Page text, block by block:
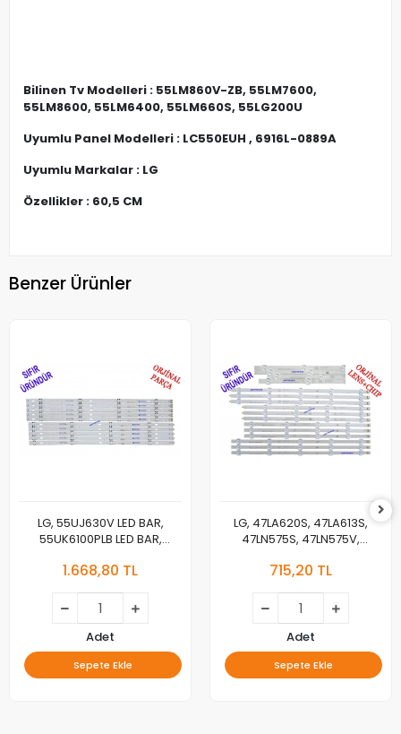
Bilinen Tv Modelleri : 55LM860V-ZB, 55LM7600,
55LM8600, 55LM6400, 55LM660S, 55LG200U
Uyumlu Panel Modelleri : LC550EUH , 6916L-0889A
Uyumlu Markalar : LG
Özellikler : 60,5 CM
Benzer Ürünler
LG, 55UJ630V LED BAR,
55UK6100PLB LED BAR,
55LJ55_FHD_A,
55LJ55_FHD_B, LED BAR
1.668,80 TL
Adet
Sepete Ekle
LG, 47LA620S, 47LA613S,
47LN575S, 47LN575V,
BACKLIGHT, 6916L-1259A,
1261A,6916L-1262A,
LC470DUE-SFU1
715,20 TL
Adet
Sepete Ekle